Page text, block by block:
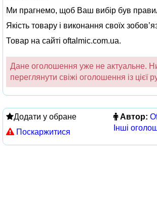
Ми прагнемо, щоб Ваш вибір був
Якість товару і виконання своїх
Товар на сайті oftalmic.com.ua.
Дане оголошення уже не актуальне.
переглянути свіжі оголошення із цієї
Додати у обране
Поскаржитися
Автор:
Інші